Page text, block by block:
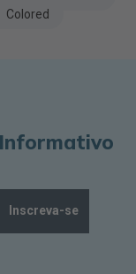
Colored
Inscreva-se